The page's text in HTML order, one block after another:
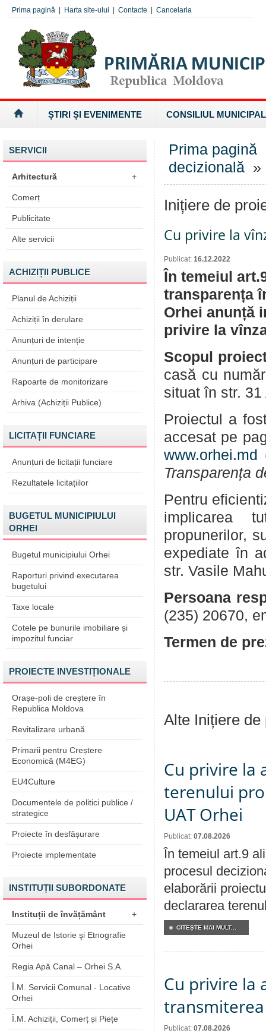
Prima pagină Harta site-ului Contacte Cancelaria
ȘTIRI ȘI EVENIMENTE CONSILIUL MUNICIPAL
SERVICII
Arhitectură +
Comerț
Publicitate
Alte servicii
ACHIZIȚII PUBLICE
Planul de Achiziții
Achiziții în derulare
Anunțuri de intenție
Anunțuri de participare
Rapoarte de monitorizare
Arhiva (Achiziții Publice)
LICITAȚII FUNCIARE
Anunțuri de licitații funciare
Rezultatele licitațiilor
BUGETUL MUNICIPIULUI
ORHEI
Bugetul municipiului Orhei
Raporturi privind executarea
bugetului
Taxe locale
Cotele pe bunurile imobiliare și
impozitul funciar
PROIECTE INVESTIȚIONALE
Orașe-poli de creștere în
Republica Moldova
Revitalizare urbană
Primarii pentru Creștere
Economică (M4EG)
EU4Culture
Documentele de politici publice /
strategice
Proiecte în desfășurare
Proiecte implementate
INSTITUȚII SUBORDONATE
Instituții de învățământ +
Muzeul de Istorie şi Etnografie
Orhei
Regia Apă Canal – Orhei S.A.
Î.M. Servicii Comunal - Locative
Orhei
Î.M. Achiziții, Comerț și Piețe
Prima pagină
decizională »
Inițiere de
Cu privire la
Publicat: 16.12.2022
În temeiul
transparența
Orhei anunță
privire la
Scopul
casă cu
situat în str.
Proiectul a
accesat pe
www.orhei.md
Transparența
Pentru
implicarea
propunerilor,
expediate în
str. Vasile
Persoana
(235) 20670,
Termen de
Alte Inițiere de
Cu privire la
terenului
UAT Orhei
Publicat: 07.08.2026
În temeiul art.9
procesul
elaborării
declararea
CITEŞTE MAI MULT...
Cu privire la
Publicat: 07.08.2026